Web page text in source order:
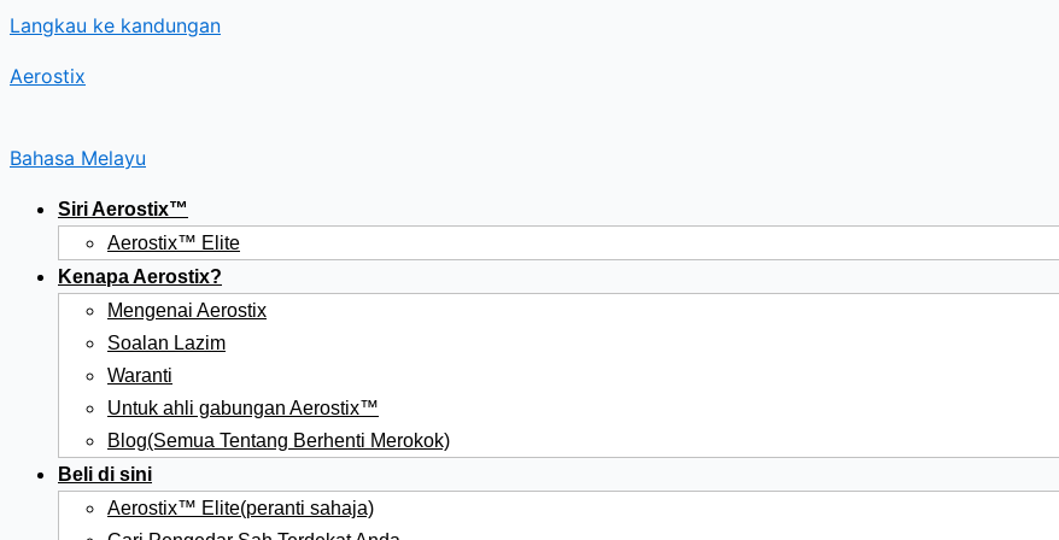
Langkau ke kandungan
Aerostix
Bahasa Melayu
Siri Aerostix™
Aerostix™ Elite
Kenapa Aerostix?
Mengenai Aerostix
Soalan Lazim
Waranti
Untuk ahli gabungan Aerostix™
Blog(Semua Tentang Berhenti Merokok)
Beli di sini
Aerostix™ Elite(peranti sahaja)